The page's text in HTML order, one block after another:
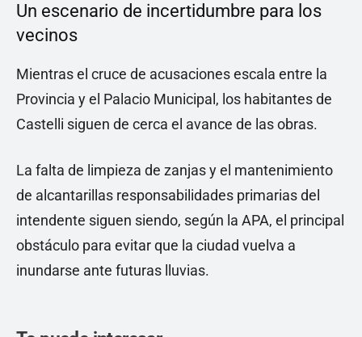
Un escenario de incertidumbre para los
vecinos
Mientras el cruce de acusaciones escala entre la
Provincia y el Palacio Municipal, los habitantes de
Castelli siguen de cerca el avance de las obras.
La falta de limpieza de zanjas y el mantenimiento
de alcantarillas responsabilidades primarias del
intendente siguen siendo, según la APA, el principal
obstáculo para evitar que la ciudad vuelva a
inundarse ante futuras lluvias.